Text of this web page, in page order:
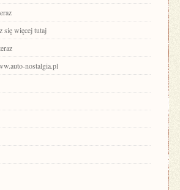
się więcej tutaj
nostalgia.pl